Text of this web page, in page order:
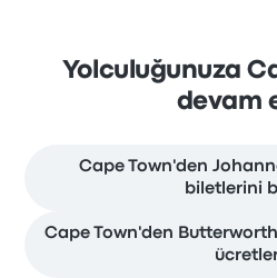
Yolculuğunuza
devam
Cape Town'den
biletlerini
Cape Town'den